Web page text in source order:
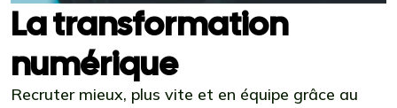
La transformation
numérique
Recruter mieux, plus vite et en équipe grâce au